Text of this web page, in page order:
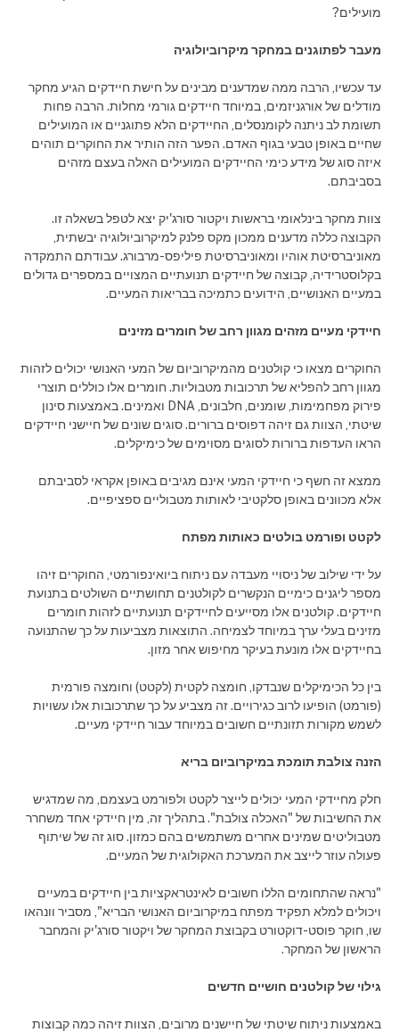
מועילים?
מעבר לפתוגנים במחקר מיקרוביולוגיה
עד עכשיו, הרבה ממה שמדענים מבינים על חישת חיידקים הגיע מחקר
מודלים של אורגניזמים, במיוחד חיידקים גורמי מחלות. הרבה פחות
תשומת לב ניתנה לקומנסלים, החיידקים הלא פתוגניים או המועילים
שחיים באופן טבעי בגוף האדם. הפער הזה הותיר את החוקרים תוהים
איזה סוג של מידע כימי החיידקים המועילים האלה בעצם מזהים
בסביבתם.
צוות מחקר בינלאומי בראשות ויקטור סורג'יק יצא לטפל בשאלה זו.
הקבוצה כללה מדענים ממכון מקס פלנק למיקרוביולוגיה יבשתית,
מאוניברסיטת אוהיו ומאוניברסיטת פיליפס-מרבורג. עבודתם התמקדה
בקלוסטרידיה, קבוצה של חיידקים תנועתיים המצויים במספרים גדולים
במעיים האנושיים, הידועים כתמיכה בבריאות המעיים.
חיידקי מעיים מזהים מגוון רחב של חומרים מזינים
החוקרים מצאו כי קולטנים מהמיקרוביום של המעי האנושי יכולים לזהות
מגוון רחב להפליא של תרכובות מטבוליות. חומרים אלו כוללים תוצרי
פירוק מפחמימות, שומנים, חלבונים, DNA ואמינים. באמצעות סינון
שיטתי, הצוות גם זיהה דפוסים ברורים. סוגים שונים של חיישני חיידקים
הראו העדפות ברורות לסוגים מסוימים של כימיקלים.
ממצא זה חשף כי חיידקי המעי אינם מגיבים באופן אקראי לסביבתם
אלא מכוונים באופן סלקטיבי לאותות מטבוליים ספציפיים.
לקטט ופורמט בולטים כאותות מפתח
על ידי שילוב של ניסויי מעבדה עם ניתוח ביואינפורמטי, החוקרים זיהו
מספר ליגנים כימיים הנקשרים לקולטנים תחושתיים השולטים בתנועת
חיידקים. קולטנים אלו מסייעים לחיידקים תנועתיים לזהות חומרים
מזינים בעלי ערך במיוחד לצמיחה. התוצאות מצביעות על כך שהתנועה
בחיידקים אלו מונעת בעיקר מחיפוש אחר מזון.
בין כל הכימיקלים שנבדקו, חומצה לקטית (לקטט) וחומצה פורמית
(פורמט) הופיעו לרוב כגירויים. זה מצביע על כך שתרכובות אלו עשויות
לשמש מקורות תזונתיים חשובים במיוחד עבור חיידקי מעיים.
הזנה צולבת תומכת במיקרוביום בריא
חלק מחיידקי המעי יכולים לייצר לקטט ולפורמט בעצמם, מה שמדגיש
את החשיבות של "האכלה צולבת". בתהליך זה, מין חיידקי אחד משחרר
מטבוליטים שמינים אחרים משתמשים בהם כמזון. סוג זה של שיתוף
פעולה עוזר לייצב את המערכת האקולוגית של המעיים.
"נראה שהתחומים הללו חשובים לאינטראקציות בין חיידקים במעיים
ויכולים למלא תפקיד מפתח במיקרוביום האנושי הבריא", מסביר וונהאו
שו, חוקר פוסט-דוקטורט בקבוצת המחקר של ויקטור סורג'יק והמחבר
הראשון של המחקר.
גילוי של קולטנים חושיים חדשים
באמצעות ניתוח שיטתי של חיישנים מרובים, הצוות זיהה כמה קבוצות